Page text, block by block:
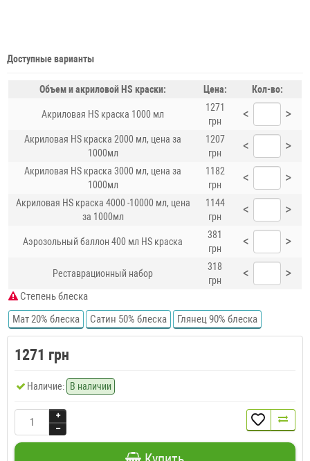
Доступные варианты
Объем и акриловой HS краски: Цена: Кол-во:
Акриловая HS краска 1000 мл
1271
грн
< >
Акриловая HS краска 2000 мл, цена за
1000мл
1207
грн
< >
Акриловая HS краска 3000 мл, цена за
1000мл
1182
грн
< >
Акриловая HS краска 4000 -10000 мл, цена
за 1000мл
1144
грн
< >
Аэрозольный баллон 400 мл HS краска
381
грн
< >
Реставрационный набор
318
грн
< >
Степень блеска
Мат 20% блеска
Сатин 50% блеска Глянец 90% блеска
1271 грн
Наличие: В наличии